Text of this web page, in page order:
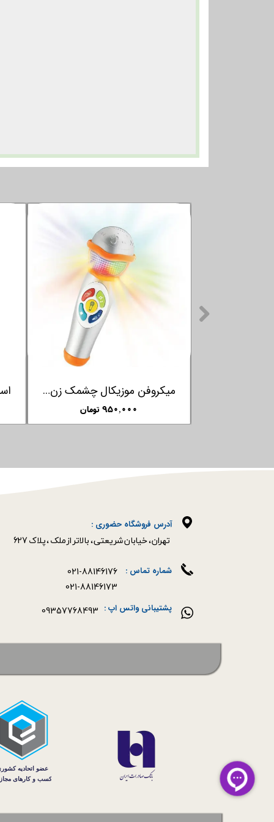
اسباب بازی سگ چرخدار کلمنتونی Clementoni
021-88146176
آدرس فروشگاه حضوری :
​​​​​​​تهران ، خیابان شریعتی ، بالاتر از ملک ، پلاک 627​​​​​​​
09357768493
شماره تماس :
پشتیبانی واتس اپ :